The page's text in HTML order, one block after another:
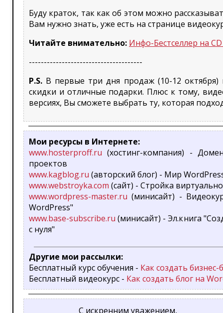
Буду краток, так как об этом можно
Вам нужно знать, уже есть на странице
Читайте внимательно: Инфо-Бестселлер на
--------------------------------------
P.S. В первые три дня продаж (10-12 октября)
скидки и отличные подарки. Плюс к тому,
версиях, Вы сможете выбрать ту, которая
Мои ресурсы в Интернете:
www.hosterproff.ru (хостинг-компания) -
проектов
www.kagblog.ru (авторский блог) - Мир
www.webstroyka.com (сайт) - Стройка
www.wordpress-master.ru (минисайт) -
WordPress"
www.base-subscribe.ru (минисайт) - Эл.книга
с нуля"
Другие мои рассылки:
Бесплатный курс обучения - Как создать бизнес-
Бесплатный видеокурс - Как создать блог на
С искренним уважением,